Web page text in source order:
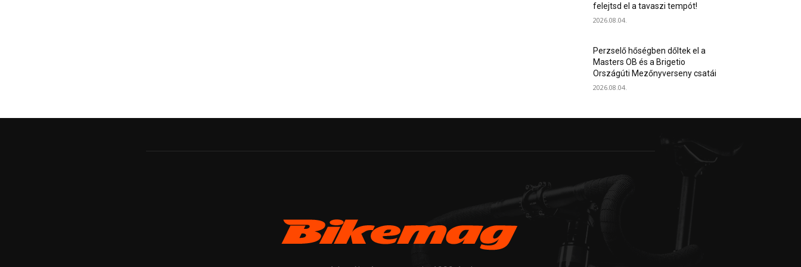
felejtsd el a tavaszi tempót!
2026.08.04.
Perzselő hőségben dőltek el a
Masters OB és a Brigetio
Országúti Mezőnyverseny csatái
2026.08.04.